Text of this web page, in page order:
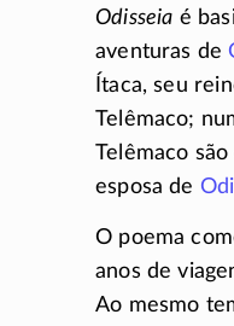
Odisseia é
aventuras de
Ítaca, seu
Telêmaco;
Telêmaco
esposa de
O poema
anos de
Ao mesmo